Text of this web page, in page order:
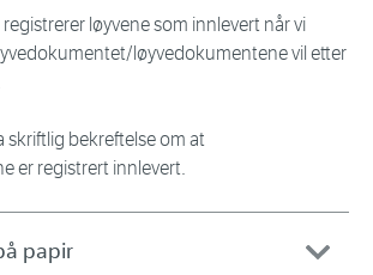
løyvene som innlevert når vi
løyvedokumentene vil etter
skriftlig bekreftelse om at
er registrert innlevert.
papir